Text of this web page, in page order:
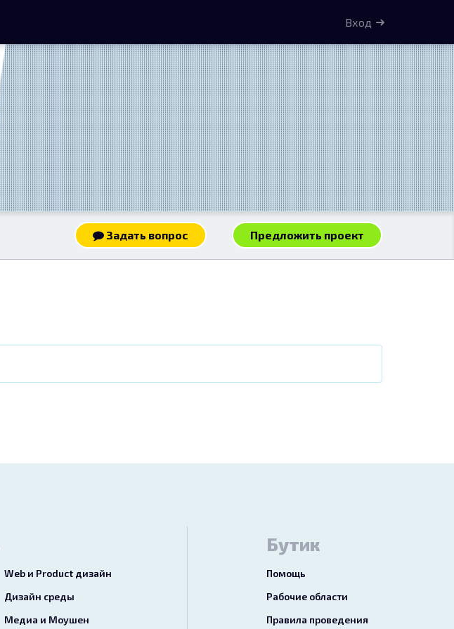
Задать вопрос Предложить проект
Вход
Web и Product дизайн
Дизайн среды
Медиа и Моушен
Бутик
Помощь
Рабочие области
Правила проведения